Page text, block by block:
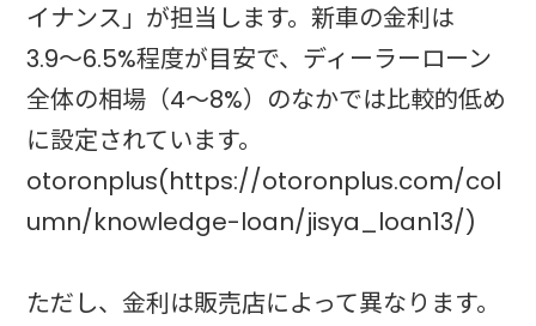
イナンス」が担当します。新車の金利は
3.9〜6.5%程度が目安で、ディーラーローン
全体の相場（4〜8%）のなかでは比較的低め
に設定されています。
otoronplus(https://otoronplus.com/col
umn/knowledge-loan/jisya_loan13/)
ただし、金利は販売店によって異なります。